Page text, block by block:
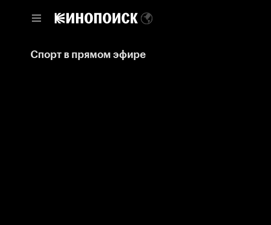
Спорт в прямом эфире